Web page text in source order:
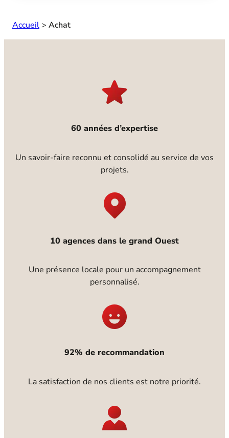
Accueil > Achat
60 années d’expertise
Un savoir-faire reconnu et consolidé au service de vos
projets.
10 agences dans le grand Ouest
Une présence locale pour un accompagnement
personnalisé.
92% de recommandation
La satisfaction de nos clients est notre priorité.